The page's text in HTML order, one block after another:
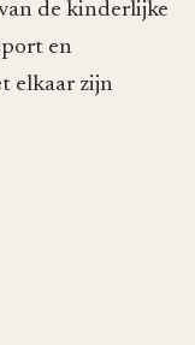
de kinderlijke
en
elkaar zijn